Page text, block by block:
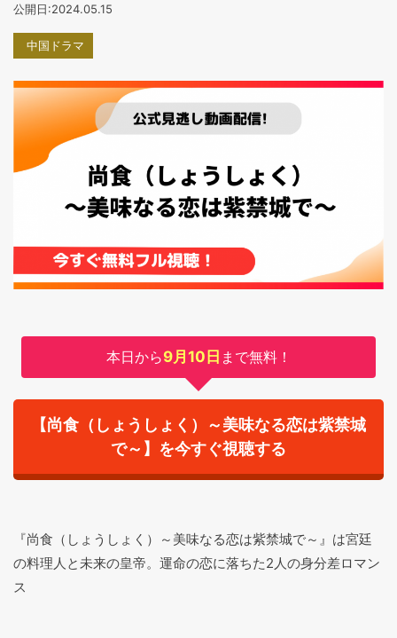
公開日:2024.05.15
中国ドラマ
本日から9月10日 まで無料！
【尚食（しょうしょく）～美味なる恋は紫禁城
で～】を今すぐ視聴する
『尚食（しょうしょく）～美味なる恋は紫禁城で～』は宮廷
の料理人と未来の皇帝。運命の恋に落ちた2人の身分差ロマン
ス